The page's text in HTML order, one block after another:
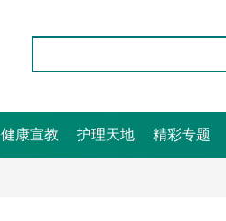
健康宣教 护理天地 精彩专题